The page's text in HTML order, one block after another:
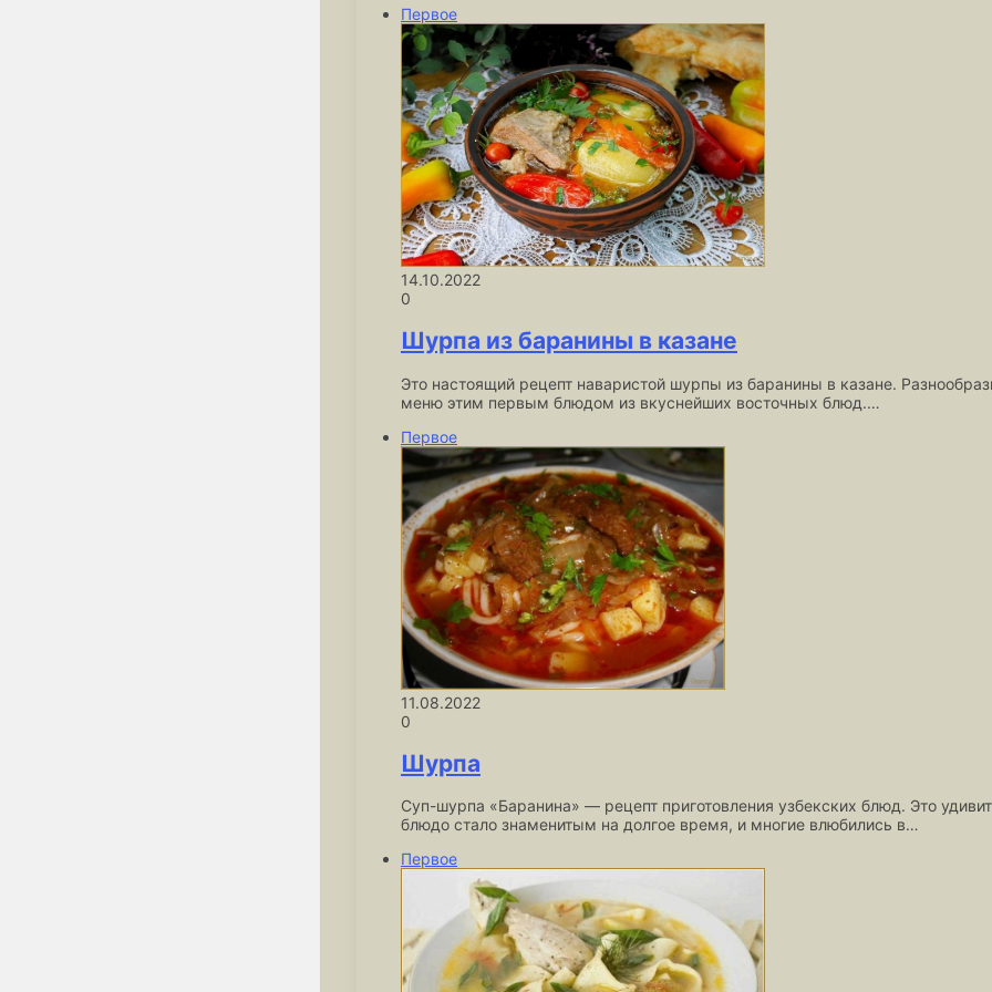
Первое
14.10.2022
0
Шурпа из баранины в казане
Это настоящий рецепт наваристой шурпы из баранины в казане.
меню этим первым блюдом из вкуснейших восточных блюд.…
Первое
11.08.2022
0
Шурпа
Суп-шурпа «Баранина» — рецепт приготовления узбекских блюд. Это
блюдо стало знаменитым на долгое время, и многие влюбились в…
Первое